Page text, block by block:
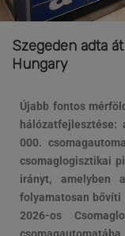
Szegeden adta
Hungary
Újabb fontos
000.
csomaglogisztikai
irányt, amelyben
folyamatosan bővíti
2026-os